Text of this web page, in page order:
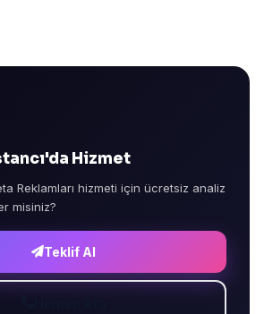
Hizmet
Reklamları hizmeti için ücretsiz analiz
misiniz?
Teklif Al